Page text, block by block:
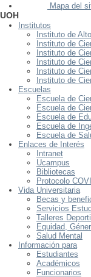
Mapa del
UOH
Institutos
Instituto de
Instituto de
Instituto de
Instituto de
Instituto de
Instituto de
Escuelas
Escuela de
Escuela de
Escuela de
Escuela de
Escuela de
Enlaces de Interés
Intranet
Ucampus
Bibliotecas
Protocolo
Vida Universitaria
Becas y
Servicios
Talleres
Equidad,
Salud Mental
Información para
Estudiantes
Académicos
Funcionarios